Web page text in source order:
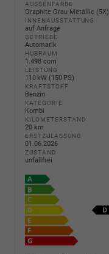
AUSSENFARBE
Graphite Grau Metallic (5X)
INNENAUSSTATTUNG
auf Anfrage
GETRIEBE
Automatik
HUBRAUM
1.498 ccm
LEISTUNG
110 kW (150 PS)
KRAFTSTOFF
Benzin
KATEGORIE
Kombi
KILOMETERSTAND
20 km
ERSTZULASSUNG
01.06.2026
ZUSTAND
unfallfrei